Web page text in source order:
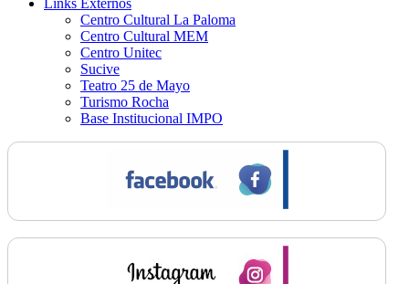
Links Externos
Centro Cultural La Paloma
Centro Cultural MEM
Centro Unitec
Sucive
Teatro 25 de Mayo
Turismo Rocha
Base Institucional IMPO